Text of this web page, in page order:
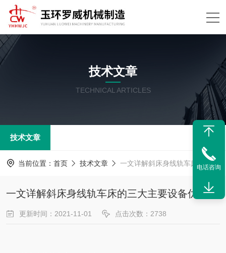
技术文章
TECHNICAL ARTICLES
技术文章
当前位置： 首页 技术文章 一文详解斜床身线轨车床的三大主要设备优点
一文详解斜床身线轨车床的三大主要设备优点
更新时间：2021-11-01 点击次数：2738
电话咨询